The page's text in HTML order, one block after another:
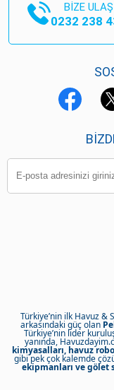
BİZE
0232 238
Türkiye’nin ilk Havuz &
arkasındaki güç olan
Türkiye’nin lider
yanında,
kimyasalları, havuz
gibi pek çok kalemde
ekipmanları ve gölet